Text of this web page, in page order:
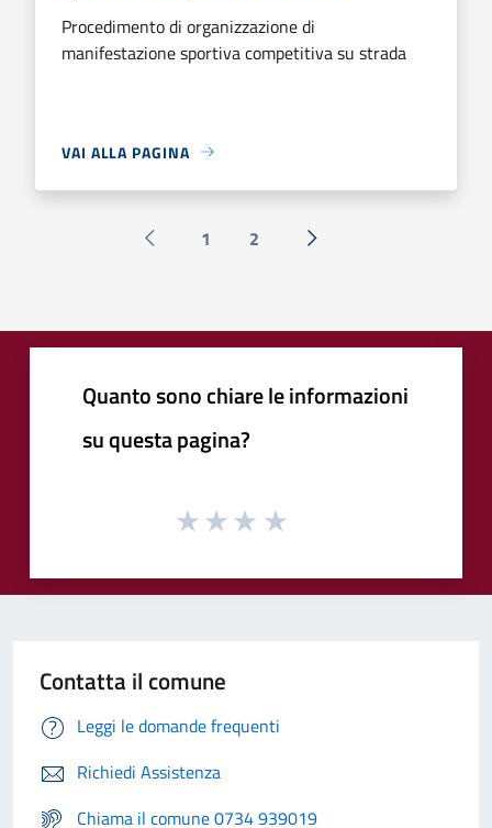
Procedimento di organizzazione di
manifestazione sportiva competitiva su strada
VAI ALLA PAGINA
Pagina precedente
1 2 Successiva »
Quanto sono chiare le informazioni
su questa pagina?
Contatta il comune
Leggi le domande frequenti
Richiedi Assistenza
Chiama il comune 0734 939019